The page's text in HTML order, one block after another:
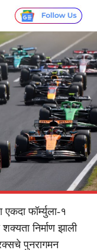
एकदा फॉर्म्युला-१
निर्माण झाली
पुनरागमन